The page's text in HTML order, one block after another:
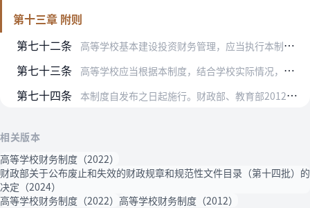
第十三章 附则
第七十二条
高等学校基本建设投资财务管理，应当执行本制度。但国家基本建设投资财务管理制度另有规定的，从其规定。
第七十三条 高等学校应当根据本制度，结合学校实际情况，制定内部财务管理办法。
第七十四条 本制度自发布之日起施行。财政部、教育部2012年12月19日发布的《高等学校财务制度》（财教〔2012〕488号）同时废止。
相关版本
高等学校财务制度（2022）
财政部关于公布废止和失效的财政规章和规范性文件目录（第十四批）的
决定（2024）
高等学校财务制度（2022） 高等学校财务制度（2012）